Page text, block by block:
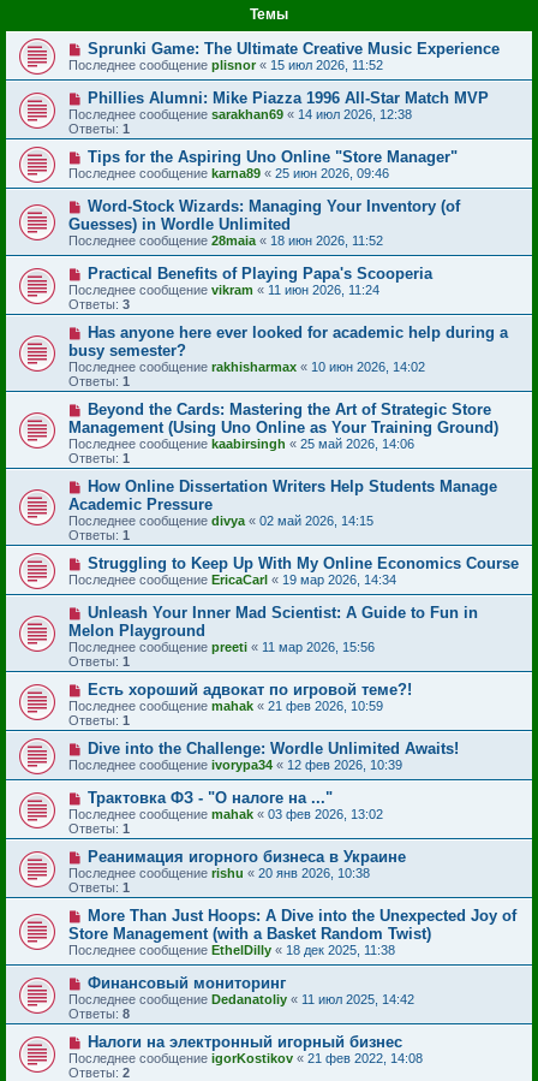
Темы
Sprunki Game: The Ultimate Creative Music Experience
Последнее сообщение plisnor« 15 июл 2026, 11:52
Phillies Alumni: Mike Piazza 1996 All-Star Match MVP
Последнее сообщение sarakhan69 « 14 июл 2026, 12:38
Ответы: 1
Tips for the Aspiring Uno Online "Store Manager"
Последнее сообщение karna89 « 25 июн 2026, 09:46
Word-Stock Wizards: Managing Your Inventory (of
Guesses) in Wordle Unlimited
Последнее сообщение 28maia « 18 июн 2026, 11:52
Practical Benefits of Playing Papa's Scooperia
Последнее сообщение vikram « 11 июн 2026, 11:24
Ответы: 3
Has anyone here ever looked for academic help during a
busy semester?
Последнее сообщение rakhisharmax « 10 июн 2026, 14:02
Ответы: 1
Beyond the Cards: Mastering the Art of Strategic Store
Management (Using Uno Online as Your Training Ground)
Последнее сообщение kaabirsingh « 25 май 2026, 14:06
Ответы: 1
How Online Dissertation Writers Help Students Manage
Academic Pressure
Последнее сообщение divya « 02 май 2026, 14:15
Ответы: 1
Struggling to Keep Up With My Online Economics Course
Последнее сообщение EricaCarl « 19 мар 2026, 14:34
Unleash Your Inner Mad Scientist: A Guide to Fun in
Melon Playground
Последнее сообщение preeti « 11 мар 2026, 15:56
Ответы: 1
Есть хороший адвокат по игровой теме?!
Последнее сообщение mahak « 21 фев 2026, 10:59
Ответы: 1
Dive into the Challenge: Wordle Unlimited Awaits!
Последнее сообщение ivorypa34 « 12 фев 2026, 10:39
Трактовка ФЗ - "О налоге на ..."
Последнее сообщение mahak « 03 фев 2026, 13:02
Ответы: 1
Реанимация игорного бизнеса в Украине
Последнее сообщение rishu « 20 янв 2026, 10:38
Ответы: 1
More Than Just Hoops: A Dive into the Unexpected Joy of
Store Management (with a Basket Random Twist)
Последнее сообщение EthelDilly « 18 дек 2025, 11:38
Финансовый мониторинг
Последнее сообщение Dedanatoliy « 11 июл 2025, 14:42
Ответы: 8
Налоги на электронный игорный бизнес
Последнее сообщение igorKostikov « 21 фев 2022, 14:08
Ответы: 2